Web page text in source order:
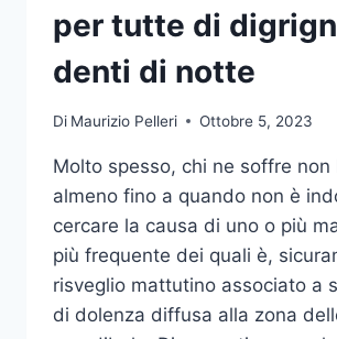
per tutte di
denti di notte
Di Maurizio Pelleri Ottobre 5, 2023
Molto spesso, chi ne soffre non
almeno fino a quando non è
cercare la causa di uno o più
più frequente dei quali è,
risveglio mattutino associato a
di dolenza diffusa alla zona